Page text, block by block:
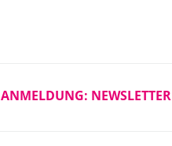
ANMELDUNG: NEWSLETTER